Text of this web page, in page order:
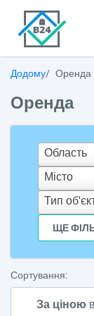
Додому Оренда
Оренда
Область
Місто
Тип
ЩЕ
Сортування:
За ціною